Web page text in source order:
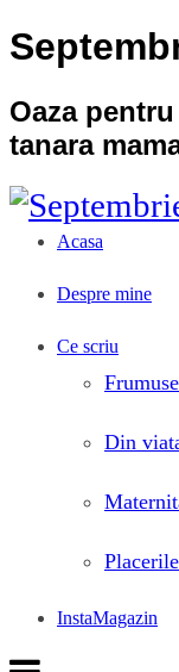
Oaza
tanara
Acasa
Despre mine
Ce scriu
Din
InstaMagazin